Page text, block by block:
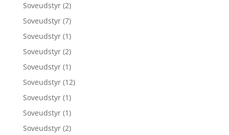
Soveudstyr (2)
Soveudstyr (7)
Soveudstyr (1)
Soveudstyr (2)
Soveudstyr (1)
Soveudstyr (12)
Soveudstyr (1)
Soveudstyr (1)
Soveudstyr (2)